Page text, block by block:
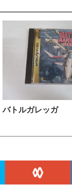
バトルガレッガ